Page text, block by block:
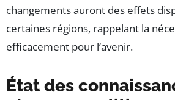
changements auront des effets
certaines régions, rappelant la
efficacement pour l’avenir.
État des